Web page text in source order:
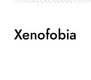
Xenofobia